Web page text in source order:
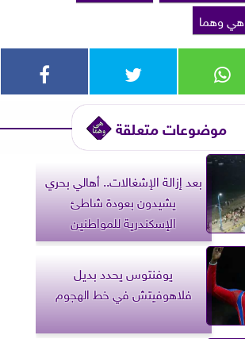
هي وهما
موضوعات متعلقة
بعد إزالة الإشغالات.. أهالي بحري
يشيدون بعودة شاطئ
الإسكندرية للمواطنين
يوفنتوس يحدد بديل
فلاهوفيتش في خط الهجوم